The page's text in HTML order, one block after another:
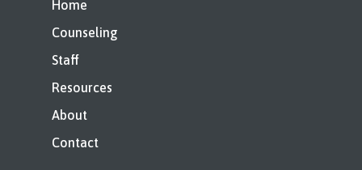
Home
Counseling
Staff
Resources
About
Contact